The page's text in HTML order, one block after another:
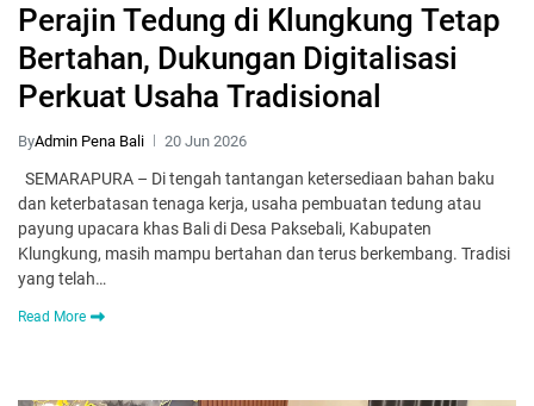
Perajin Tedung di Klungkung Tetap
Bertahan, Dukungan Digitalisasi
Perkuat Usaha Tradisional
ByAdmin Pena Bali 20 Jun 2026
SEMARAPURA – Di tengah tantangan ketersediaan bahan baku
dan keterbatasan tenaga kerja, usaha pembuatan tedung atau
payung upacara khas Bali di Desa Paksebali, Kabupaten
Klungkung, masih mampu bertahan dan terus berkembang. Tradisi
yang telah…
Read More